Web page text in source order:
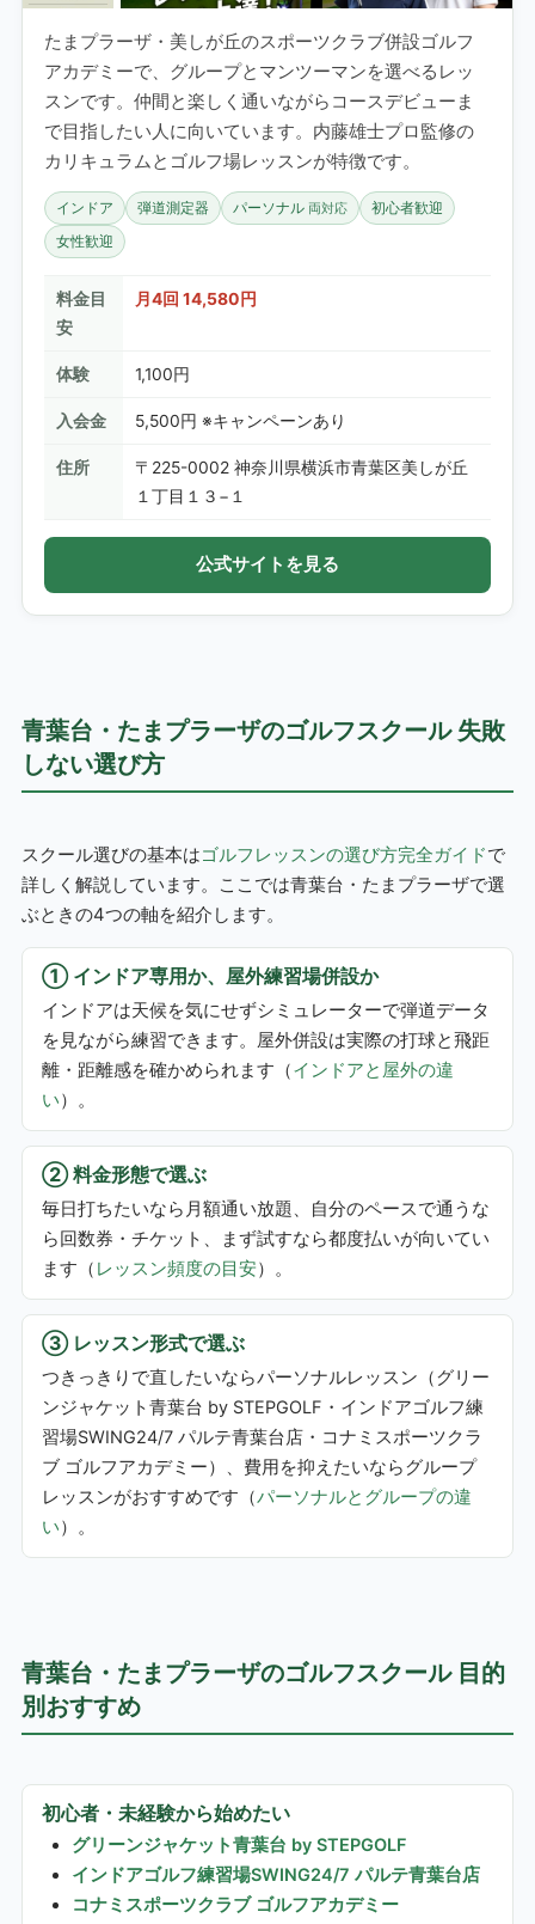
たまプラーザ・美しが丘のスポーツクラブ併設ゴルフ
アカデミーで、グループとマンツーマンを選べるレッ
スンです。仲間と楽しく通いながらコースデビューま
で目指したい人に向いています。内藤雄士プロ監修の
カリキュラムとゴルフ場レッスンが特徴です。
インドア 弾道測定器 パーソナル 両対応
初心者歓迎
女性歓迎
料金目
安
月4回 14,580円
体験 1,100円
入会金 5,500円 ※キャンペーンあり
住所
〒225-0002 神奈川県横浜市青葉区美しが丘
１丁目１３−１
公式サイトを見る
青葉台・たまプラーザのゴルフスクール 失敗
しない選び方
スクール選びの基本はゴルフレッスンの選び方完全ガイドで
詳しく解説しています。ここでは青葉台・たまプラーザで選
ぶときの4つの軸を紹介します。
① インドア専用か、屋外練習場併設か
インドアは天候を気にせずシミュレーターで弾道データ
を見ながら練習できます。屋外併設は実際の打球と飛距
離・距離感を確かめられます（インドアと屋外の違
い）。
② 料金形態で選ぶ
毎日打ちたいなら月額通い放題、自分のペースで通うな
ら回数券・チケット、まず試すなら都度払いが向いてい
ます（ レッスン頻度の目安）。
③ レッスン形式で選ぶ
つきっきりで直したいならパーソナルレッスン（グリー
ンジャケット青葉台 by STEPGOLF・インドアゴルフ練
習場SWING24/7 パルテ青葉台店・コナミスポーツクラ
ブ ゴルフアカデミー）、費用を抑えたいならグループ
レッスンがおすすめです（パーソナルとグループの違
い）。
青葉台・たまプラーザのゴルフスクール 目的
別おすすめ
初心者・未経験から始めたい
グリーンジャケット青葉台 by STEPGOLF
インドアゴルフ練習場SWING24/7 パルテ青葉台店
コナミスポーツクラブ ゴルフアカデミー